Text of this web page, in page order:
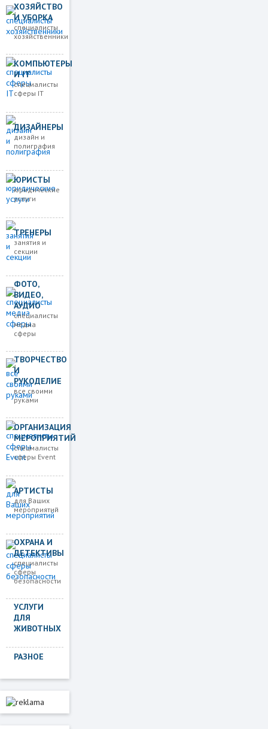
ХОЗЯЙСТВО
И УБОРКА
специалисты
хозяйственники
КОМПЬЮТЕРЫ
И IT
специалисты
сферы IT
ДИЗАЙНЕРЫ
дизайн и
полиграфия
ЮРИСТЫ
юридические
услуги
ТРЕНЕРЫ
занятия и
секции
ФОТО,
ВИДЕО,
АУДИО
специалисты
медиа
сферы
ТВОРЧЕСТВО
И
РУКОДЕЛИЕ
все своими
руками
ОРГАНИЗАЦИЯ
МЕРОПРИЯТИЙ
спецмалисты
сферы Event
АРТИСТЫ
для Ваших
мероприятий
ОХРАНА И
ДЕТЕКТИВЫ
специалисты
сферы
безопасности
УСЛУГИ
ДЛЯ
ЖИВОТНЫХ
РАЗНОЕ